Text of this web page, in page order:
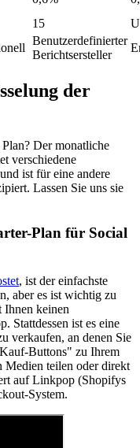
15
Benutzerdefinierter
Berichtsersteller
der
Der monatliche
verschiedene
ist für eine andere
Lassen Sie uns sie
Plan für Social
, ist der einfachste
aber es ist wichtig zu
Ihnen keinen
Stattdessen ist es eine
verkaufen, an denen Sie
Buttons" zu Ihrem
teilen oder direkt
auf Linkpop (Shopifys
System.